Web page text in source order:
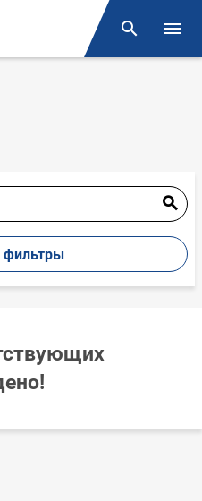
Поиск
фильтры